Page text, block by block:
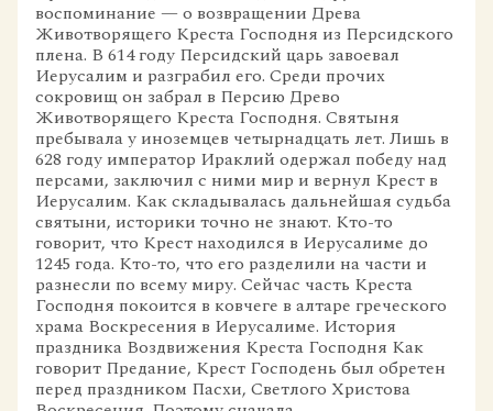
воспоминание — о возвращении Древа
Животворящего Креста Господня из Персидского
плена. В 614 году Персидский царь завоевал
Иерусалим и разграбил его. Среди прочих
сокровищ он забрал в Персию Древо
Животворящего Креста Господня. Святыня
пребывала у иноземцев четырнадцать лет. Лишь в
628 году император Ираклий одержал победу над
персами, заключил с ними мир и вернул Крест в
Иерусалим. Как складывалась дальнейшая судьба
святыни, историки точно не знают. Кто-то
говорит, что Крест находился в Иерусалиме до
1245 года. Кто-то, что его разделили на части и
разнесли по всему миру. Сейчас часть Креста
Господня покоится в ковчеге в алтаре греческого
храма Воскресения в Иерусалиме. История
праздника Воздвижения Креста Господня Как
говорит Предание, Крест Господень был обретен
перед праздником Пасхи, Светлого Христова